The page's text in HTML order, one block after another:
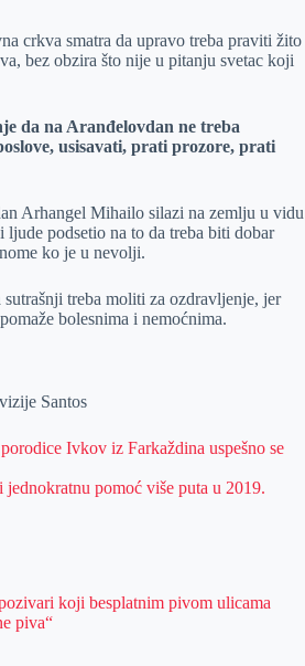
crkva smatra da upravo treba praviti žito
bez obzira što nije u pitanju svetac koji
da na Aranđelovdan ne treba
usisavati, prati prozore, prati
Arhangel Mihailo silazi na zemlju u vidu
podsetio na to da treba biti dobar
ko je u nevolji.
treba moliti za ozdravljenje, jer
bolesnima i nemoćnima.
Santos
Ivkov iz Farkaždina uspešno se
jednokratnu pomoć više puta u 2019.
koji besplatnim pivom ulicama
piva“